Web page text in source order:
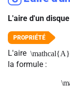
L'aire d'un
L'aire \mathcal{A}
la formule :